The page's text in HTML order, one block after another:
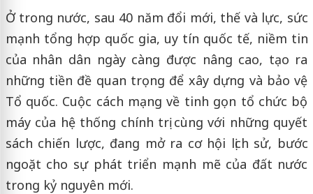
Ở trong nước, sau 40 năm đổi mới, thế và lực, sức
mạnh tổng hợp quốc gia, uy tín quốc tế, niềm tin
của nhân dân ngày càng được nâng cao, tạo ra
những tiền đề quan trọng để xây dựng và bảo vệ
Tổ quốc. Cuộc cách mạng về tinh gọn tổ chức bộ
máy của hệ thống chính trị cùng với những quyết
sách chiến lược, đang mở ra cơ hội lịch sử, bước
ngoặt cho sự phát triển mạnh mẽ của đất nước
trong kỷ nguyên mới.